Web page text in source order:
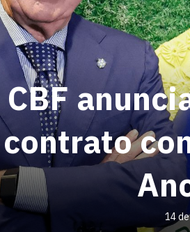
CBF
contrato
14